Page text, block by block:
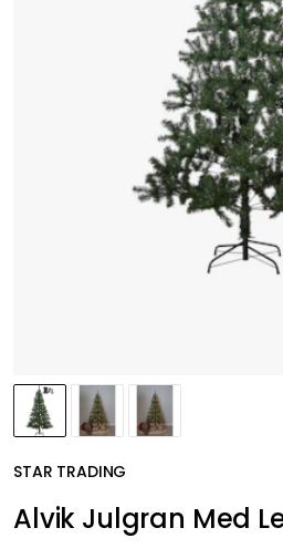
STAR TRADING
Alvik Julgran Med